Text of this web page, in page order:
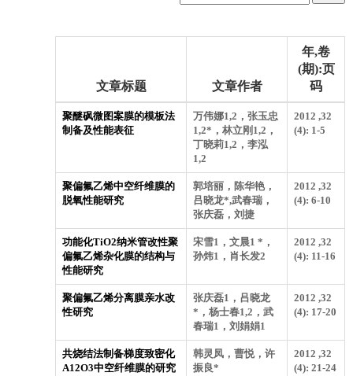
文章标题 文章作者
年,卷
(期):页
码
聚醚砜微图案膜的模板法
制备及性能表征
万伟娜1,2，张玉忠
1,2*，林立刚1,2，
丁晓莉1,2，李泓
1,2
2012 ,32
(4): 1-5
聚偏氟乙烯中空纤维膜的
脱氧性能研究
郭培丽，陈华艳，
吕晓龙*,武春瑞，
张庆磊，刘捷
2012 ,32
(4): 6-10
功能化TiO2纳米管改性聚
偏氟乙烯杂化膜的结构与
性能研究
宋雪1，文晨1 *，
孙炜1，肖长发2
2012 ,32
(4): 11-16
聚偏氟乙烯分离膜亲水改
性研究
张庆磊1，吕晓龙
*，杨士春1,2，武
春瑞1，刘娟娟1
2012 ,32
(4): 17-20
共烧结法制备梯度致密化
A12O3中空纤维膜的研究
韩灵凤，曹悦，许
振良*
2012 ,32
(4): 21-24